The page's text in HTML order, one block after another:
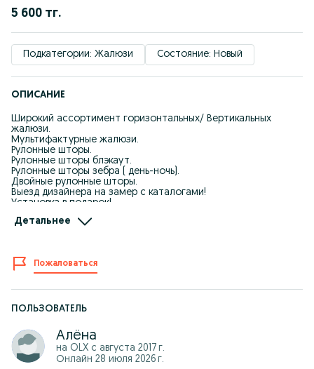
5 600 тг.
Подкатегории: Жалюзи Состояние: Новый
ОПИСАНИЕ
Широкий ассортимент горизонтальных/ Вертикальных
жалюзи.
Мультифактурные жалюзи.
Рулонные шторы.
Рулонные шторы блэкаут.
Рулонные шторы зебра ( день-ночь).
Двойные рулонные шторы.
Выезд дизайнера на замер с каталогами!
Установка в подарок!
Доступные цены.
+7 ***********56
+7 ***********71 Алёна
Детальнее
Пожаловаться
ПОЛЬЗОВАТЕЛЬ
Алёна
на OLX с августа 2017 г.
Онлайн 28 июля 2026 г.